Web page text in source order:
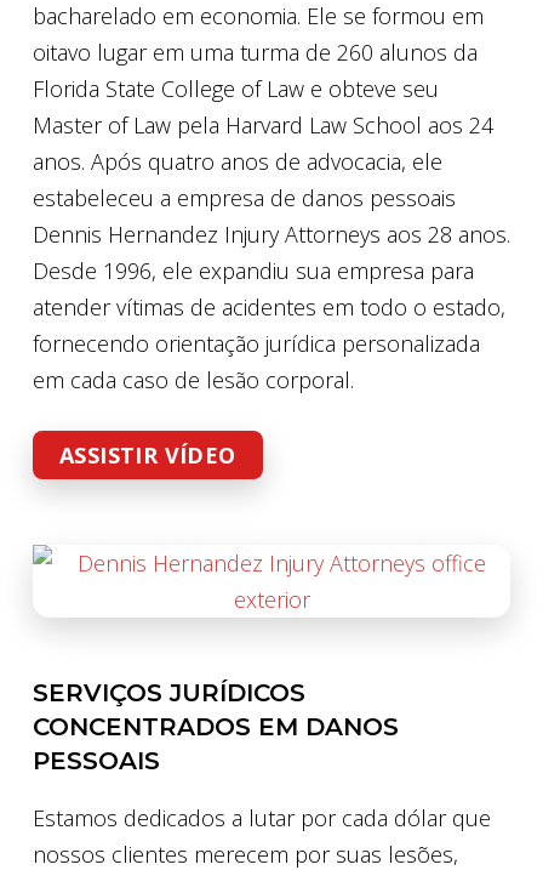
bacharelado em economia. Ele se formou em
oitavo lugar em uma turma de 260 alunos da
Florida State College of Law e obteve seu
Master of Law pela Harvard Law School aos 24
anos. Após quatro anos de advocacia, ele
estabeleceu a empresa de danos pessoais
Dennis Hernandez Injury Attorneys aos 28 anos.
Desde 1996, ele expandiu sua empresa para
atender vítimas de acidentes em todo o estado,
fornecendo orientação jurídica personalizada
em cada caso de lesão corporal.
ASSISTIR VÍDEO
SERVIÇOS JURÍDICOS
CONCENTRADOS EM DANOS
PESSOAIS
Estamos dedicados a lutar por cada dólar que
nossos clientes merecem por suas lesões,